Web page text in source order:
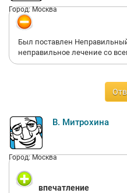
Город: Москва
Был поставлен
неправильное лечение со
В. Митрохина
Город: Москва
впечатление